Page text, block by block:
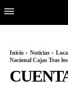
Inicio Noticias
Nacional Cajas Tras